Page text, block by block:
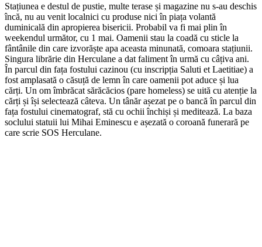
Stațiunea e destul de pustie, multe terase și magazine nu s-au deschis
încă, nu au venit localnici cu produse nici în piața volantă
duminicală din apropierea bisericii. Probabil va fi mai plin în
weekendul următor, cu 1 mai. Oamenii stau la coadă cu sticle la
fântânile din care izvorăște apa aceasta minunată, comoara stațiunii.
Singura librărie din Herculane a dat faliment în urmă cu câțiva ani.
În parcul din fața fostului cazinou (cu inscripția Saluti et Laetitiae) a
fost amplasată o căsuță de lemn în care oamenii pot aduce și lua
cărți. Un om îmbrăcat sărăcăcios (pare homeless) se uită cu atenție la
cărți și își selectează câteva. Un tânăr așezat pe o bancă în parcul din
fața fostului cinematograf, stă cu ochii închiși și meditează. La baza
soclului statuii lui Mihai Eminescu e așezată o coroană funerară pe
care scrie SOS Herculane.